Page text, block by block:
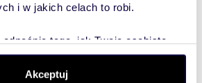
i w jakich celach to robi.
tego, jak Twoje osobiste
oraz ustaw własne preferencje w
. W Deklaracji plików cookie możesz
Akceptuj
Wyślij
wiadomość
To najlepszy